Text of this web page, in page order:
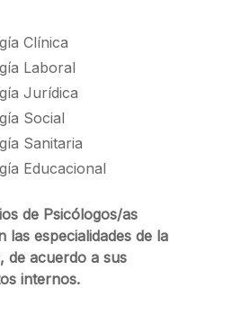
Clínica
Laboral
Jurídica
Social
Sanitaria
Educacional
de Psicólogos/as
las especialidades de la
de acuerdo a sus
internos.